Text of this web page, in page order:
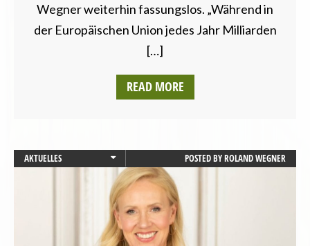
Wegner weiterhin fassungslos. „Während in
der Europäischen Union jedes Jahr Milliarden
[…]
READ MORE
AKTUELLES
POSTED BYROLAND WEGNER